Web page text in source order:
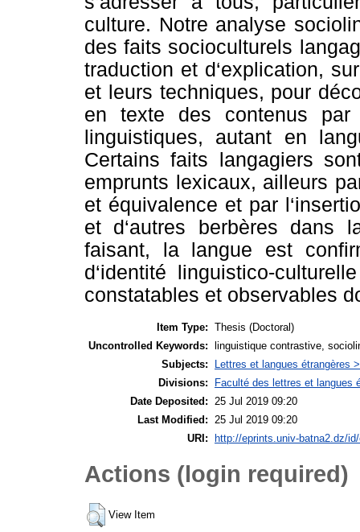
culture. Notre analyse
des faits socioculturels
traduction et d‘explication,
et leurs techniques, pour
en texte des contenus par
linguistiques, autant en
Certains faits langagiers
emprunts lexicaux, ailleurs
et équivalence et par
et d‘autres berbères dans
faisant, la langue est
d‘identité linguistico-
constatables et observables
Item Type: Thesis (Doctoral)
Uncontrolled Keywords:
linguistique contrastive,
Subjects:
Lettres et langues étrangères
Divisions:
Faculté des lettres et langues
Date Deposited:
25 Jul 2019 09:20
Last Modified:
25 Jul 2019 09:20
URI:
http://eprints.univ-batna2.dz/
Actions (login required)
View Item